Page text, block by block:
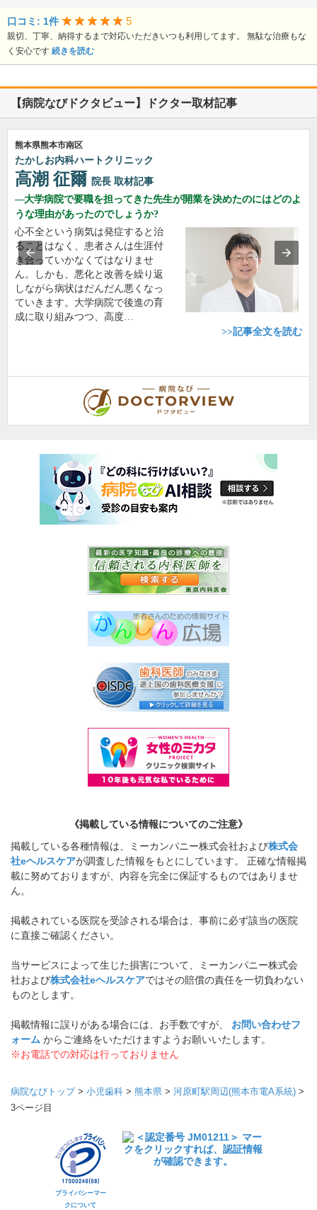
口コミ: 1件 5
親切、丁寧、納得するまで対応いただきいつも利用してます。 無駄な治療もな
く安心です 続きを読む
【病院なびドクタビュー】ドクター取材記事
熊本県熊本市南区
たかしお内科ハートクリニック
高潮 征爾 院長 取材記事
大学病院で要職を担ってきた先生が開業を決めたのにはどのよ
うな理由があったのでしょうか?
心不全という病気は発症すると治
ることはなく、患者さんは生涯付
き合っていかなくてはなりませ
ん。しかも、悪化と改善を繰り返
しながら病状はだんだん悪くなっ
ていきます。大学病院で後進の育
成に取り組みつつ、高度…
>>記事全文を読む
《掲載している情報についてのご注意》
掲載している各種情報は、ミーカンパニー株式会社および株式会
社eヘルスケアが調査した情報をもとにしています。 正確な情報掲
載に努めておりますが、内容を完全に保証するものではありませ
ん。
掲載されている医院を受診される場合は、事前に必ず該当の医院
に直接ご確認ください。
当サービスによって生じた損害について、ミーカンパニー株式会
社および株式会社eヘルスケアではその賠償の責任を一切負わない
ものとします。
掲載情報に誤りがある場合には、お手数ですが、 お問い合わせフ
ォーム からご連絡をいただけますようお願いいたします。
※お電話での対応は行っておりません
病院なびトップ> 小児歯科 > 熊本県 > 河原町駅周辺(熊本市電A系統) >
3ページ目
プライバシーマー
クについて